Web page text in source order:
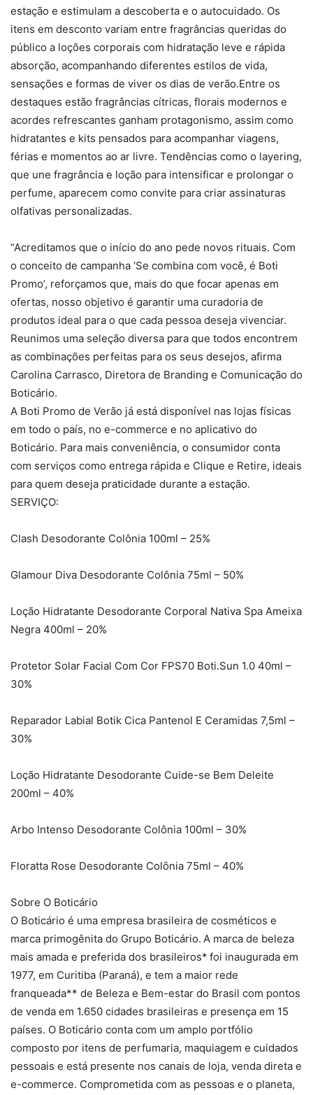
estação e estimulam a descoberta e o autocuidado. Os
itens em desconto variam entre fragrâncias queridas do
público a loções corporais com hidratação leve e rápida
absorção, acompanhando diferentes estilos de vida,
sensações e formas de viver os dias de verão.Entre os
destaques estão fragrâncias cítricas, florais modernos e
acordes refrescantes ganham protagonismo, assim como
hidratantes e kits pensados para acompanhar viagens,
férias e momentos ao ar livre. Tendências como o layering,
que une fragrância e loção para intensificar e prolongar o
perfume, aparecem como convite para criar assinaturas
olfativas personalizadas.
“Acreditamos que o início do ano pede novos rituais. Com
o conceito de campanha ‘Se combina com você, é Boti
Promo’, reforçamos que, mais do que focar apenas em
ofertas, nosso objetivo é garantir uma curadoria de
produtos ideal para o que cada pessoa deseja vivenciar.
Reunimos uma seleção diversa para que todos encontrem
as combinações perfeitas para os seus desejos, afirma
Carolina Carrasco, Diretora de Branding e Comunicação do
Boticário.
A Boti Promo de Verão já está disponível nas lojas físicas
em todo o país, no e-commerce e no aplicativo do
Boticário. Para mais conveniência, o consumidor conta
com serviços como entrega rápida e Clique e Retire, ideais
para quem deseja praticidade durante a estação.
SERVIÇO:
Clash Desodorante Colônia 100ml – 25%
Glamour Diva Desodorante Colônia 75ml – 50%
Loção Hidratante Desodorante Corporal Nativa Spa Ameixa
Negra 400ml – 20%
Protetor Solar Facial Com Cor FPS70 Boti.Sun 1.0 40ml –
30%
Reparador Labial Botik Cica Pantenol E Ceramidas 7,5ml –
30%
Loção Hidratante Desodorante Cuide-se Bem Deleite
200ml – 40%
Arbo Intenso Desodorante Colônia 100ml – 30%
Floratta Rose Desodorante Colônia 75ml – 40%
Sobre O Boticário
O Boticário é uma empresa brasileira de cosméticos e
marca primogênita do Grupo Boticário. A marca de beleza
mais amada e preferida dos brasileiros* foi inaugurada em
1977, em Curitiba (Paraná), e tem a maior rede
franqueada** de Beleza e Bem-estar do Brasil com pontos
de venda em 1.650 cidades brasileiras e presença em 15
países. O Boticário conta com um amplo portfólio
composto por itens de perfumaria, maquiagem e cuidados
pessoais e está presente nos canais de loja, venda direta e
e-commerce. Comprometida com as pessoas e o planeta,